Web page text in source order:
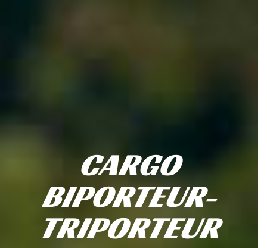
CARGO
BIPORTEUR-
TRIPORTEUR